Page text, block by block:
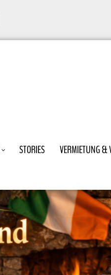
STORIES VERMIETUNG &